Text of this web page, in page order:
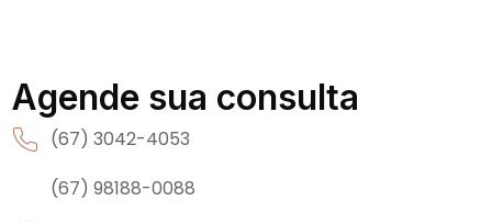
Agende sua consulta
(67) 3042-4053
(67) 98188-0088